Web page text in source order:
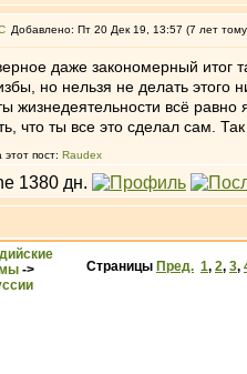
Добавлено: Пт 20 Дек 19, 13:57 (7 лет
даже закономерный
но нельзя не делать этого
жизнедеятельности всё
что ты все это сделал сам.
пост: Raudex
->
Страницы Пред. 1, 2, 3,